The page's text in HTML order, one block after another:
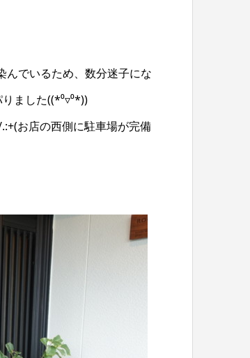
んでいるため、数分迷子にな
ました((*⁰▿⁰*))
お店の西側に駐車場が完備